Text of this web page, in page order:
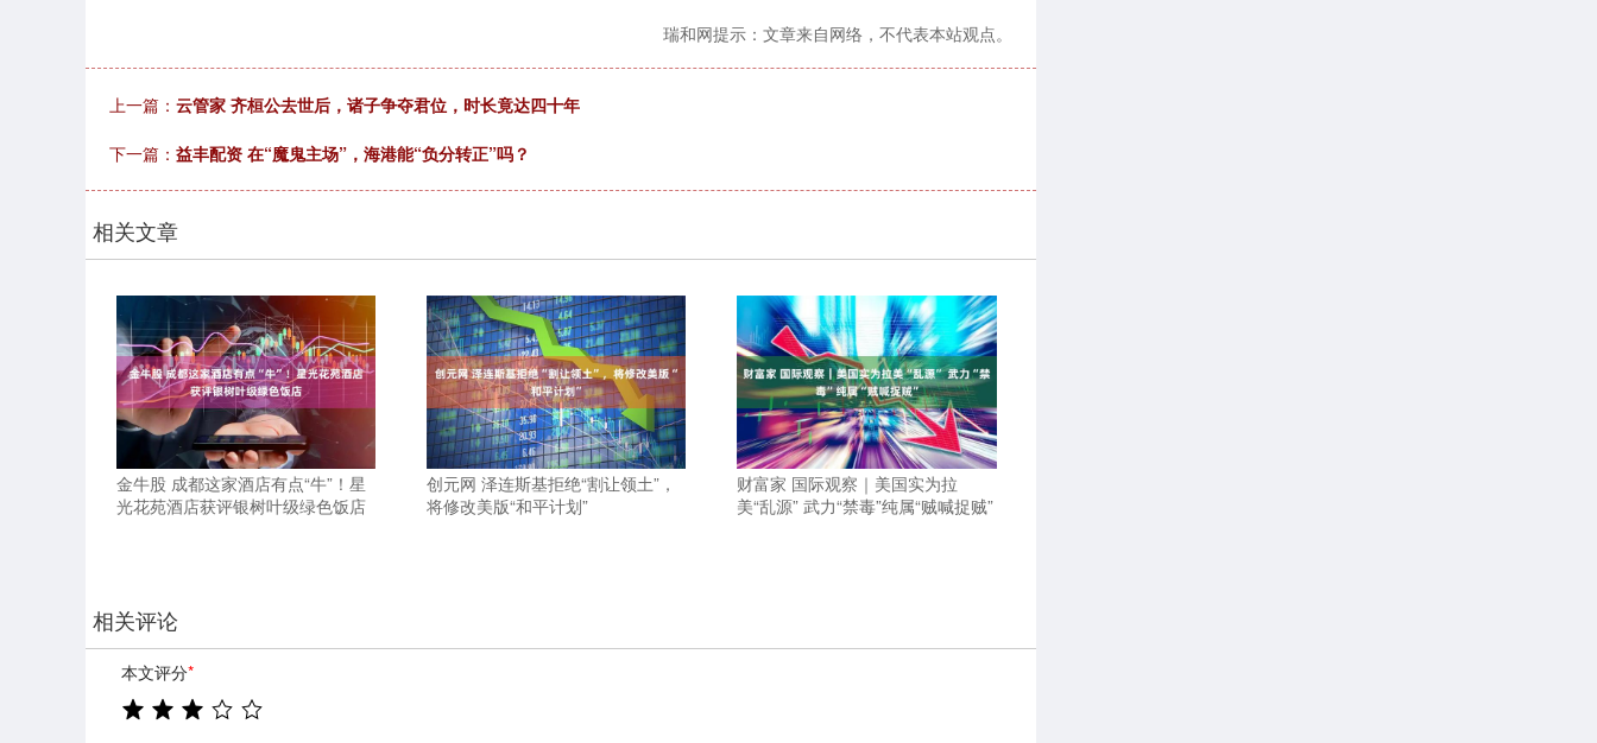
瑞和网提示：文章来自网络，不代表本站观点。
上一篇： 云管家 齐桓公去世后，诸子争夺君位，时长竟达四十年
下一篇： 益丰配资 在“魔鬼主场”，海港能“负分转正”吗？
相关文章
金牛股 成都这家酒店有点“牛”！星
光花苑酒店获评银树叶级绿色饭店
创元网 泽连斯基拒绝“割让领土”，
将修改美版“和平计划”
财富家 国际观察｜美国实为拉
美“乱源” 武力“禁毒”纯属“贼喊捉贼”
相关评论
本文评分*